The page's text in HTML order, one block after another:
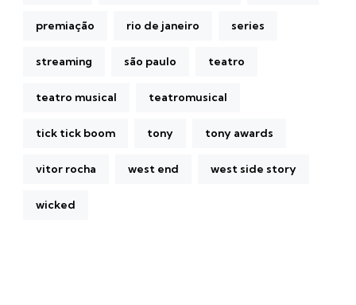
premiação rio de janeiro series
streaming são paulo teatro
teatro musical teatromusical
tick tick boom tony tony awards
vitor rocha west end west side story
wicked